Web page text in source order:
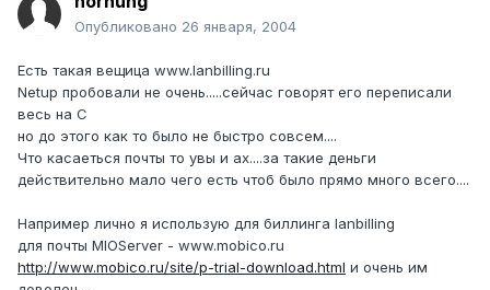
Опубликовано 26 января, 2004
Есть такая вещица www.lanbilling.ru
Netup пробовали не очень.....сейчас говорят его переписали
весь на C
но до этого как то было не быстро совсем....
Что касаеться почты то увы и ах....за такие деньги
действительно мало чего есть чтоб было прямо много всего....
Например лично я использую для биллинга lanbilling
для почты MIOServer - www.mobico.ru
http://www.mobico.ru/site/p-trial-download.html и очень им